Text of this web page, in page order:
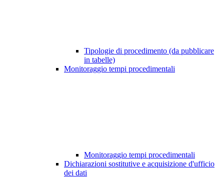
Tipologie di procedimento (da pubblicare
in tabelle)
Monitoraggio tempi procedimentali
Monitoraggio tempi procedimentali
Dichiarazioni sostitutive e acquisizione d'ufficio
dei dati